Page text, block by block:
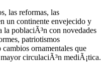
las reformas, las
un continente envejecido y
poblaciÃ³n con novedades
patriotismos
ornamentales que
circulaciÃ³n mediÃ¡tica.